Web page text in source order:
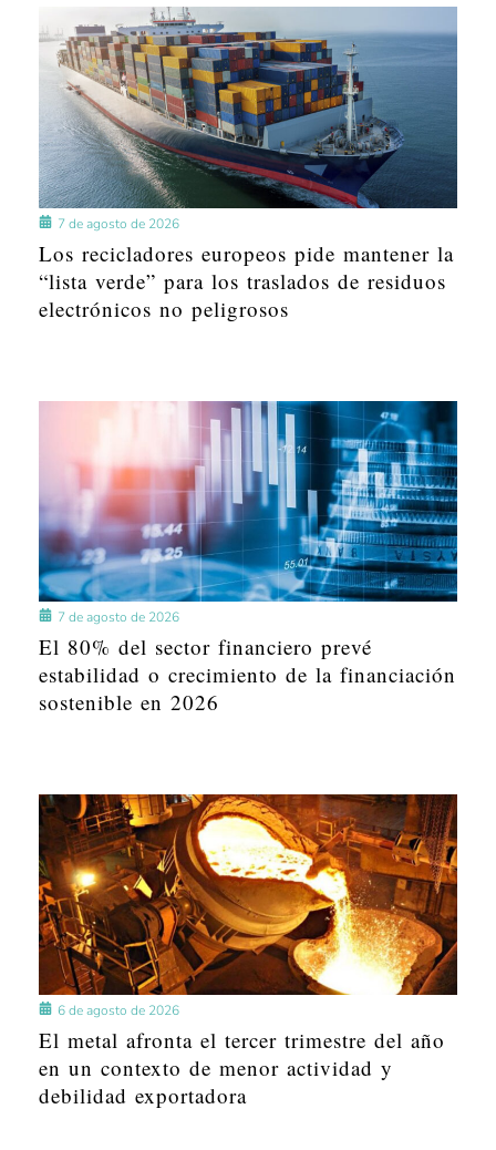
7 de agosto de 2026
Los recicladores europeos pide mantener la
“lista verde” para los traslados de residuos
electrónicos no peligrosos
7 de agosto de 2026
El 80% del sector financiero prevé
estabilidad o crecimiento de la financiación
sostenible en 2026
6 de agosto de 2026
El metal afronta el tercer trimestre del año
en un contexto de menor actividad y
debilidad exportadora